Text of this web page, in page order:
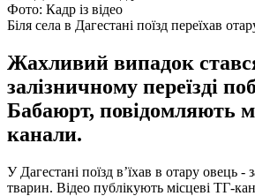
Фото: Кадр із відео
Біля села в Дагестані поїзд переїхав
Жахливий випадок
залізничному переїзді
Бабаюрт, повідомляють
канали.
У Дагестані поїзд в’їхав в отару овець -
тварин. Відео публікують місцеві ТГ-